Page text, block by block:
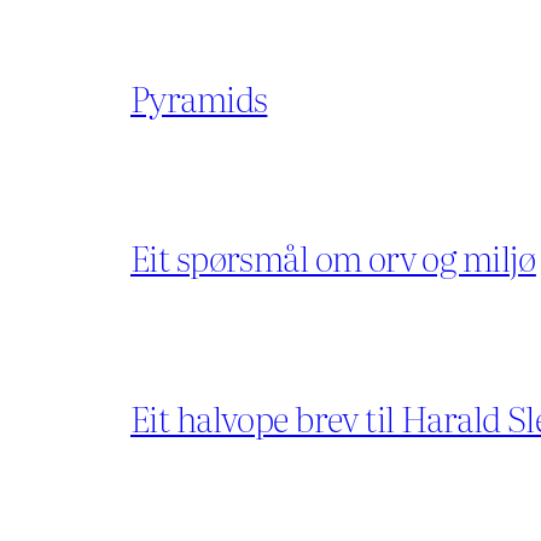
Pyramids
Eit spørsmål om orv og miljø
Eit halvope brev til Harald